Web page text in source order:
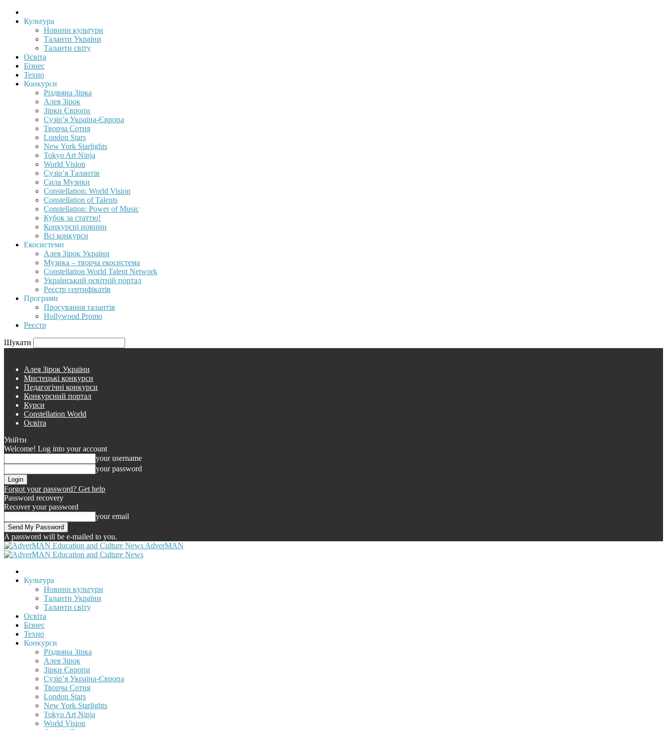
Культура
Новини культури
Таланти України
Таланти світу
Освіта
Бізнес
Техно
Конкурси
Різдвяна Зірка
Алея Зірок
Зірки Європи
Сузір’я Україна-Європа
Творча Сотня
London Stars
New York Starlights
Tokyo Art Ninja
World Vision
Сузір’я Талантів
Сила Музики
Constellation: World Vision
Constellation of Talents
Constellation: Power of Music
Кубок за статтю!
Конкурсні новини
Всі конкурси
Екосистеми
Алея Зірок України
Музика – творча екосистема
Constellation World Talent Network
Український освітній портал
Реєстр сертифікатів
Програми
Просування талантів
Hollywood Promo
Реєстр
Шукати
Алея Зірок України
Мистецькі конкурси
Педагогічні конкурси
Конкурсний портал
Курси
Constellation World
Освіта
Увійти
Welcome! Log into your account
your username
your password
Forgot your password? Get help
Password recovery
Recover your password
your email
A password will be e-mailed to you.
AdverMAN
Культура
Новини культури
Таланти України
Таланти світу
Освіта
Бізнес
Техно
Конкурси
Різдвяна Зірка
Алея Зірок
Зірки Європи
Сузір’я Україна-Європа
Творча Сотня
London Stars
New York Starlights
Tokyo Art Ninja
World Vision